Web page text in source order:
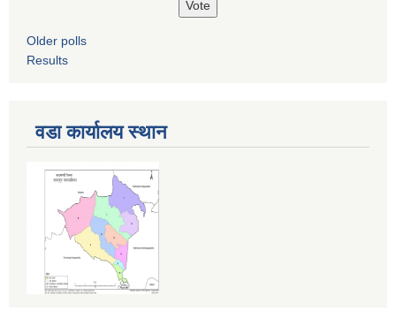
Older polls
Results
वडा कार्यालय स्थान